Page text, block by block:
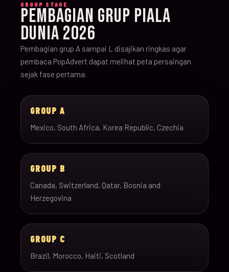
GROUP STAGE
PEMBAGIAN GRUP PIALA
DUNIA 2026
Pembagian grup A sampai L disajikan ringkas agar
pembaca PopAdvert dapat melihat peta persaingan
sejak fase pertama.
GROUP A
Mexico, South Africa, Korea Republic, Czechia
GROUP B
Canada, Switzerland, Qatar, Bosnia and
Herzegovina
GROUP C
Brazil, Morocco, Haiti, Scotland